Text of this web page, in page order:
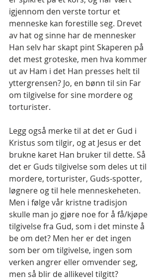
igjennom den verste tortur et
menneske kan forestille seg. Drevet
av hat og sinne har de mennesker
Han selv har skapt pint Skaperen på
det mest groteske, men hva kommer
ut av Ham i det Han presses helt til
yttergrensen? Jo, en bønn til sin Far
om tilgivelse for sine mordere og
torturister.
Legg også merke til at det er Gud i
Kristus som tilgir, og at Jesus er det
brukne karet Han bruker til dette. Så
det er Guds tilgivelse som deles ut til
mordere, torturister, Guds-spotter,
løgnere og til hele menneskeheten.
Men i følge vår kristne tradisjon
skulle man jo gjøre noe for å få/kjøpe
tilgivelse fra Gud, som i det minste å
be om det? Men her er det ingen
som ber om tilgivelse, ingen som
verken angrer eller omvender seg,
men så blir de allikevel tilgitt?